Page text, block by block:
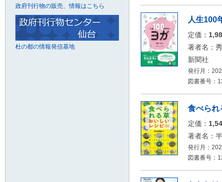
人生100
定価：
著者名：
新聞社
発行月：
図書番号：
食べられ
定価：
著者名：
発行月：
図書番号：
政府刊行物の販売、情報はこちら
杜の都の情報発信基地